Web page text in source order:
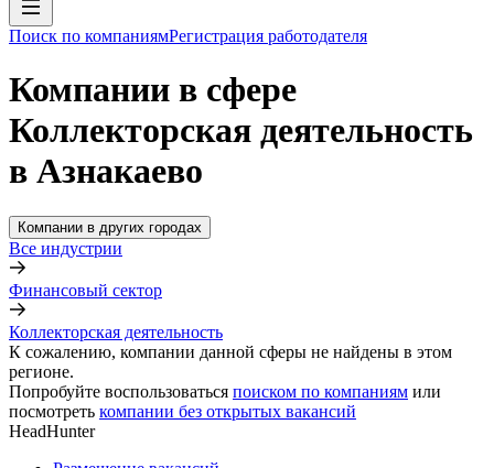
Поиск по компаниямРегистрация работодателя
Компании в сфере
Коллекторская деятельность
в Азнакаево
Компании в других городах
Все индустрии
Финансовый сектор
Коллекторская деятельность
К сожалению, компании данной сферы не найдены в этом
регионе.
Попробуйте воспользоваться поиском по компаниям или
посмотреть компании без открытых вакансий
HeadHunter